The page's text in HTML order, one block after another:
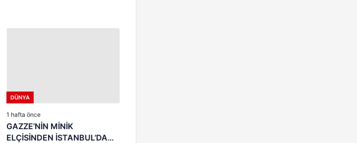
DÜNYA
1 hafta önce
GAZZE’NİN MİNİK
ELÇİSİNDEN İSTANBUL’DA